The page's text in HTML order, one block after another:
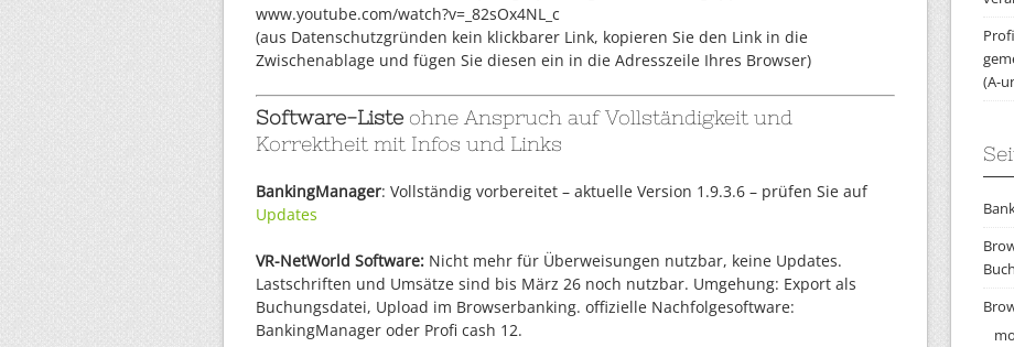
www.youtube.com/watch?v=_82sOx4NL_c
(aus Datenschutzgründen kein klickbarer Link, kopieren Sie den Link in die
Zwischenablage und fügen Sie diesen ein in die Adresszeile Ihres Browser)
Software-Liste ohne Anspruch auf Vollständigkeit und
Korrektheit mit Infos und Links
BankingManager: Vollständig vorbereitet – aktuelle Version 1.9.3.6 – prüfen Sie auf
Updates
VR-NetWorld Software: Nicht mehr für Überweisungen nutzbar, keine Updates.
Lastschriften und Umsätze sind bis März 26 noch nutzbar. Umgehung: Export als
Buchungsdatei, Upload im Browserbanking. offizielle Nachfolgesoftware:
BankingManager oder Profi cash 12.
(A-